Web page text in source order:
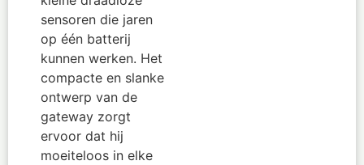
sensoren die jaren
op één batterij
kunnen werken. Het
compacte en slanke
ontwerp van de
gateway zorgt
ervoor dat hij
moeiteloos in elke